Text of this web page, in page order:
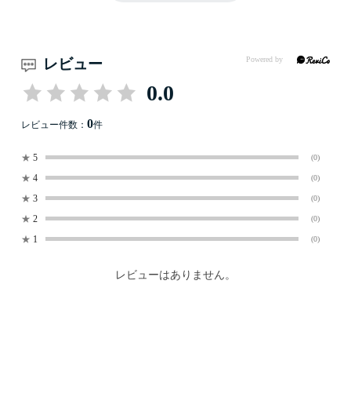
レビュー
0.0
レビュー件数： 0件
★ 5 (0)
★ 4 (0)
★ 3 (0)
★ 2 (0)
★ 1 (0)
レビューはありません。